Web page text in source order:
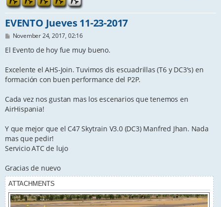
EVENTO Jueves 11-23-2017
P
s
November 24, 2017, 02:16
El Evento de hoy fue muy bueno.
Excelente el AHS-Join. Tuvimos dis escuadrillas (T6 y DC3's) en
formación con buen performance del P2P.
Cada vez nos gustan mas los escenarios que tenemos en
AirHispania!
Y que mejor que el C47 Skytrain V3.0 (DC3) Manfred Jhan. Nada
mas que pedir!
Servicio ATC de lujo
Gracias de nuevo
ATTACHMENTS